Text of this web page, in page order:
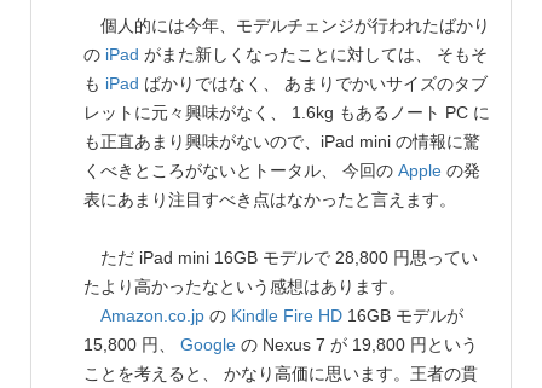
個人的には今年、モデルチェンジが行われたばかり
の iPad がまた新しくなったことに対しては、 そもそ
も iPad ばかりではなく、 あまりでかいサイズのタブ
レットに元々興味がなく、 1.6kg もあるノート PC に
も正直あまり興味がないので、iPad mini の情報に驚
くべきところがないとトータル、 今回の Apple の発
表にあまり注目すべき点はなかったと言えます。
ただ iPad mini 16GB モデルで 28,800 円思ってい
たより高かったなという感想はあります。
Amazon.co.jp の Kindle Fire HD 16GB モデルが
15,800 円、 Google の Nexus 7 が 19,800 円という
ことを考えると、 かなり高価に思います。王者の貫